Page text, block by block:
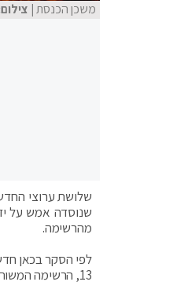
משכן הכנסת|
שלושת ערוצי
שנוסדה אמש על
מהרשימה.
13, הרשימה המשותפת – 11, ש"ס – 8, הישראלים – 8, יהדות התורה – 7, ישראל ביתנו – 5, כחול לבן -4 ומרצ – 4.